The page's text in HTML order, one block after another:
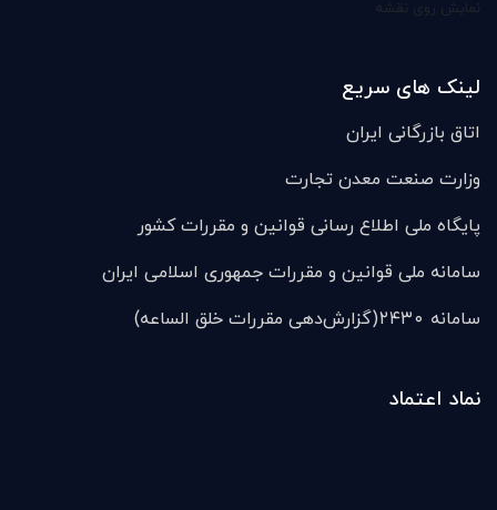
لینک های سریع
اتاق بازرگانی ایران
وزارت صنعت معدن تجارت
پایگاه ملی اطلاع رسانی قوانین و مقررات کشور
سامانه ملی قوانين و مقررات جمهوری اسلامی ایران
سامانه ۲۴۳۰(گزارش‌دهی مقررات خلق الساعه)
نماد اعتماد